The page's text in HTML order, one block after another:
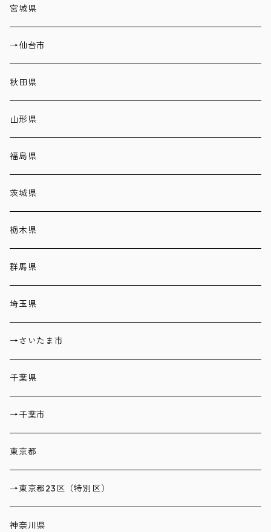
宮城県
→仙台市
秋田県
山形県
福島県
茨城県
栃木県
群馬県
埼玉県
→さいたま市
千葉県
→千葉市
東京都
→東京都23区（特別区）
神奈川県